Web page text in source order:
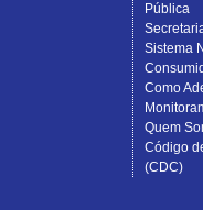
Pública
Sistema
Como
Quem
Código
(CDC)